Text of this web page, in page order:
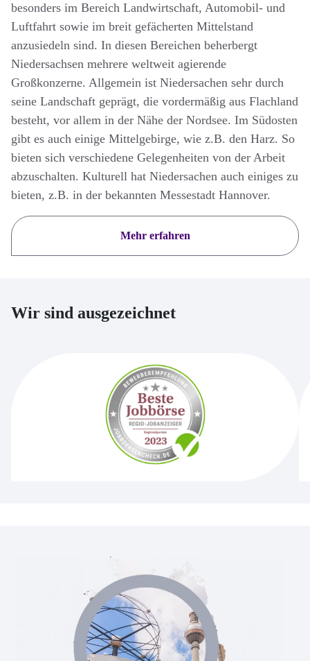
besonders im Bereich Landwirtschaft, Automobil- und
Luftfahrt sowie im breit gefächerten Mittelstand
anzusiedeln sind. In diesen Bereichen beherbergt
Niedersachsen mehrere weltweit agierende
Großkonzerne. Allgemein ist Niedersachen sehr durch
seine Landschaft geprägt, die vordermäßig aus Flachland
besteht, vor allem in der Nähe der Nordsee. Im Südosten
gibt es auch einige Mittelgebirge, wie z.B. den Harz. So
bieten sich verschiedene Gelegenheiten von der Arbeit
abzuschalten. Kulturell hat Niedersachen auch einiges zu
bieten, z.B. in der bekannten Messestadt Hannover.
Mehr erfahren
Wir sind ausgezeichnet